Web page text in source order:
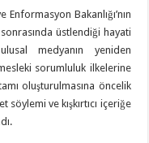
Bakanlığı’nın
üstlendiği hayati
medyanın yeniden
sorumluluk ilkelerine
oluşturulmasına öncelik
ve kışkırtıcı içeriğe